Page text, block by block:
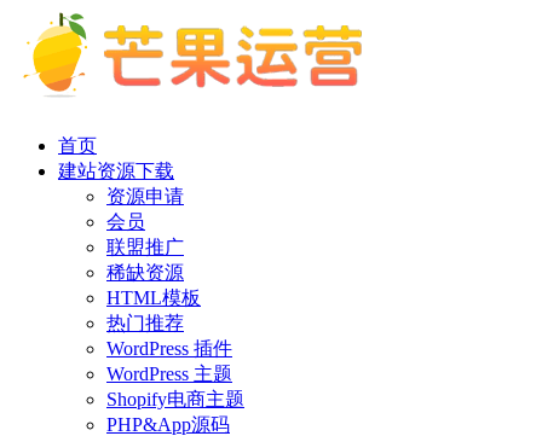
首页
建站资源下载
资源申请
会员
联盟推广
稀缺资源
HTML模板
热门推荐
WordPress 插件
WordPress 主题
Shopify电商主题
PHP&App源码